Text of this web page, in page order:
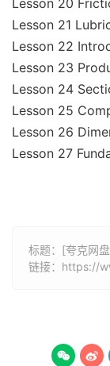
Lesson 20
Lesson 21
Lesson 22
Lesson 23
Lesson 24
Lesson 25
Lesson 26
Lesson 27
标题：[夸克网
链接： https://
 